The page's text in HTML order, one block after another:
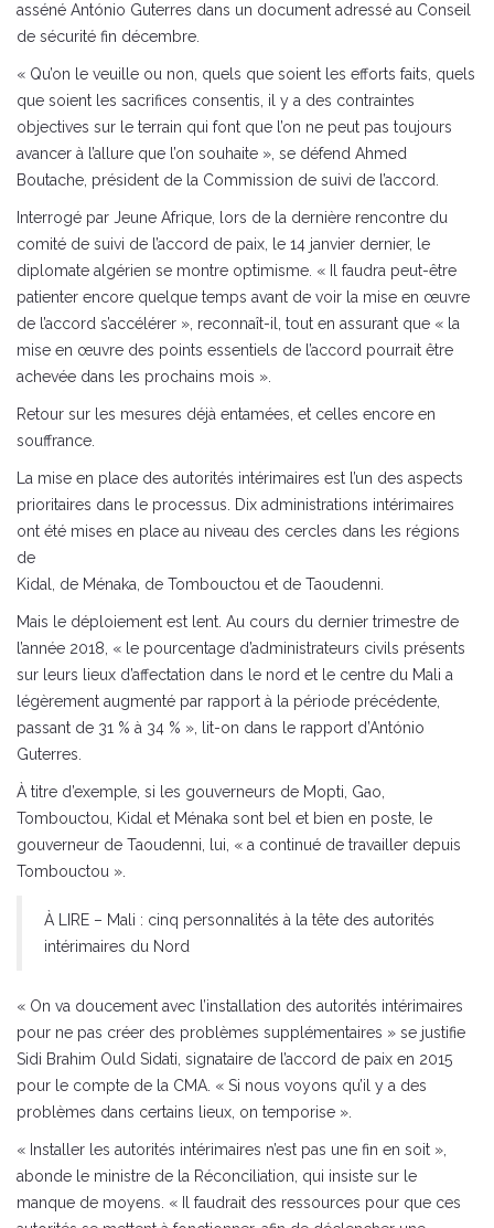
asséné António Guterres dans un document adressé au Conseil
de sécurité fin décembre.
« Qu’on le veuille ou non, quels que soient les efforts faits, quels
que soient les sacrifices consentis, il y a des contraintes
objectives sur le terrain qui font que l’on ne peut pas toujours
avancer à l’allure que l’on souhaite », se défend Ahmed
Boutache, président de la Commission de suivi de l’accord.
Interrogé par Jeune Afrique, lors de la dernière rencontre du
comité de suivi de l’accord de paix, le 14 janvier dernier, le
diplomate algérien se montre optimisme. « Il faudra peut-être
patienter encore quelque temps avant de voir la mise en œuvre
de l’accord s’accélérer », reconnaît-il, tout en assurant que « la
mise en œuvre des points essentiels de l’accord pourrait être
achevée dans les prochains mois ».
Retour sur les mesures déjà entamées, et celles encore en
souffrance.
La mise en place des autorités intérimaires est l’un des aspects
prioritaires dans le processus. Dix administrations intérimaires
ont été mises en place au niveau des cercles dans les régions
de
Kidal, de Ménaka, de Tombouctou et de Taoudenni.
Mais le déploiement est lent. Au cours du dernier trimestre de
l’année 2018, « le pourcentage d’administrateurs civils présents
sur leurs lieux d’affectation dans le nord et le centre du Mali a
légèrement augmenté par rapport à la période précédente,
passant de 31 % à 34 % », lit-on dans le rapport d’António
Guterres.
À titre d’exemple, si les gouverneurs de Mopti, Gao,
Tombouctou, Kidal et Ménaka sont bel et bien en poste, le
gouverneur de Taoudenni, lui, « a continué de travailler depuis
Tombouctou ».
À LIRE – Mali : cinq personnalités à la tête des autorités
intérimaires du Nord
« On va doucement avec l’installation des autorités intérimaires
pour ne pas créer des problèmes supplémentaires » se justifie
Sidi Brahim Ould Sidati, signataire de l’accord de paix en 2015
pour le compte de la CMA. « Si nous voyons qu’il y a des
problèmes dans certains lieux, on temporise ».
« Installer les autorités intérimaires n’est pas une fin en soit »,
abonde le ministre de la Réconciliation, qui insiste sur le
manque de moyens. « Il faudrait des ressources pour que ces